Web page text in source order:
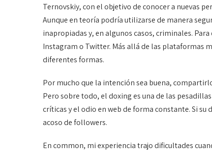
Ternovskiy, con el objetivo de conocer a nuevas
Aunque en teoría podría utilizarse de manera
inapropiadas y, en algunos casos, criminales.
Instagram o Twitter. Más allá de las plataformas
diferentes formas.
Por mucho que la intención sea buena,
Pero sobre todo, el doxing es una de las
críticas y el odio en web de forma constante. Si
acoso de followers.
En common, mi experiencia trajo dificultades